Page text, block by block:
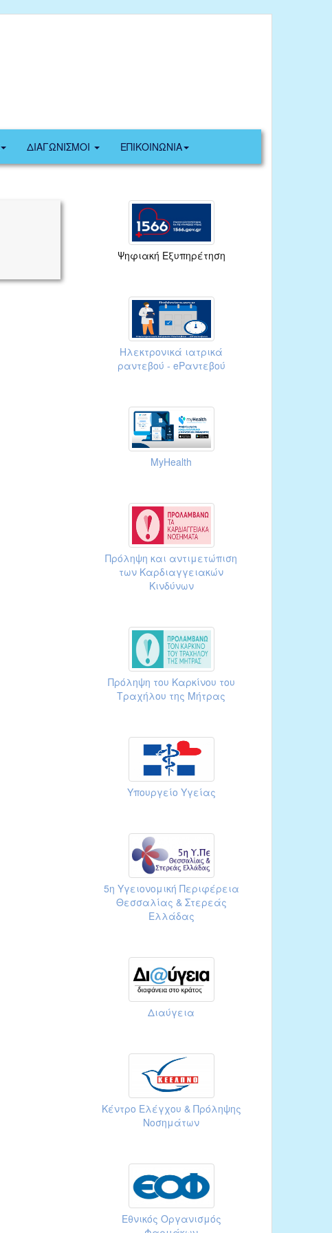
ΔΙΑΓΩΝΙΣΜΟΙ ΕΠΙΚΟΙΝΩΝΙΑ
Ψηφιακή Εξυπηρέτηση
Ηλεκτρονικά ιατρικά
ραντεβού - eΡαντεβού
MyHealth
Πρόληψη και αντιμετώπιση
των Καρδιαγγειακών
Κινδύνων
Πρόληψη του Καρκίνου του
Τραχήλου της Μήτρας
Υπουργείο Υγείας
5η Υγειονομική Περιφέρεια
Θεσσαλίας & Στερεάς
Ελλάδας
Διαύγεια
Κέντρο Ελέγχου & Πρόληψης
Νοσημάτων
Εθνικός Οργανισμός